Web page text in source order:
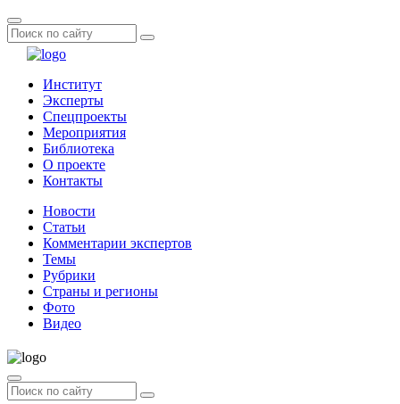
Институт
Эксперты
Спецпроекты
Мероприятия
Библиотека
О проекте
Контакты
Новости
Статьи
Комментарии экспертов
Темы
Рубрики
Страны и регионы
Фото
Видео